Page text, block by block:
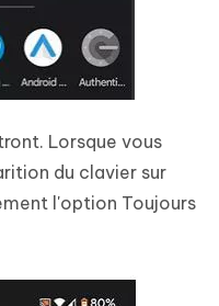
Lorsque vous
du clavier sur
l'option Toujours